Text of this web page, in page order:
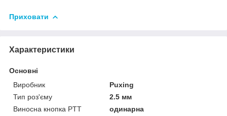
Приховати
Характеристики
Основні
Виробник
Puxing
Тип роз'єму
2.5 мм
Виносна кнопка PTT
одинарна